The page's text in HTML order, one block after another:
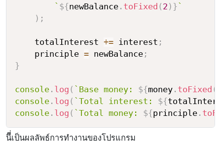
` ${newBalance. toFixed ( 2 ) } `
) ;
    totalInterest
+= interest ;
    principle
= newBalance;
}
console. log ( ` Base money: ${money. toFixed (
console. log ( ` Total interest: ${
console. log ( ` Total money: ${principle.
นึี่เป็นผลลัพธ์การทำงานของโปรแกรม